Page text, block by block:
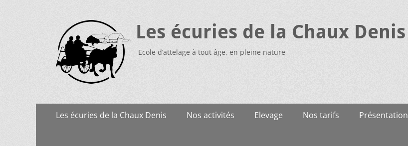
Les écuries de la Chaux Denis
Ecole d’attelage à tout âge, en pleine nature
Menu
Les écuries de la Chaux Denis Nos activités Elevage Nos tarifs Présentation